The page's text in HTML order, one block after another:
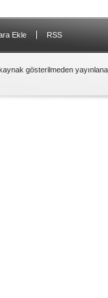
Ekle RSS
gösterilmeden